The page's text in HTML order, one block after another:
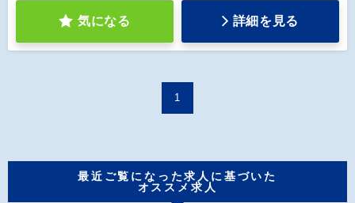
気になる 詳細を見る
1
最近ご覧になった求人に基づいた
オススメ求人